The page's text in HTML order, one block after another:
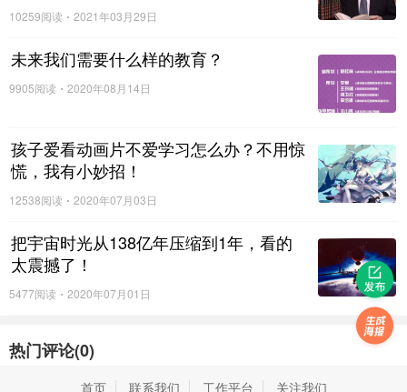
10259阅读 2021年03月29日
未来我们需要什么样的教育？
9905阅读 2020年08月14日
孩子爱看动画片不爱学习怎么办？不用惊
慌，我有小妙招！
12538阅读 2020年07月03日
把宇宙时光从138亿年压缩到1年，看的
太震撼了！
5477阅读 2020年07月01日
热门评论(0)
首页 联系我们 工作平台 关注我们